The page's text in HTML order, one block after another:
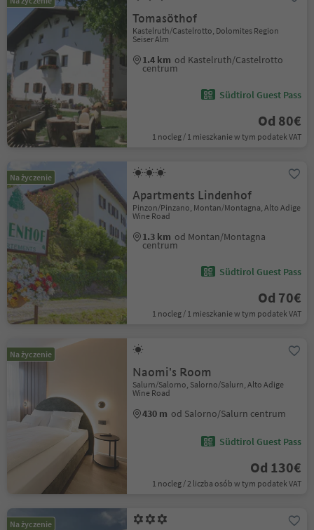
Tomasöthof
Kastelruth/Castelrotto, Dolomites Region
Seiser Alm
1.4 km od Kastelruth/Castelrotto
centrum
Südtirol Guest Pass
Od 80€
1 nocleg / 1 mieszkanie w tym podatek VAT
Na życzenie
Apartments Lindenhof
Pinzon/Pinzano, Montan/Montagna, Alto Adige
Wine Road
1.3 km od Montan/Montagna
centrum
Südtirol Guest Pass
Od 70€
1 nocleg / 1 mieszkanie w tym podatek VAT
Na życzenie
Naomi's Room
Salurn/Salorno, Salorno/Salurn, Alto Adige
Wine Road
430 m od Salorno/Salurn centrum
Südtirol Guest Pass
Od 130€
1 nocleg / 2 liczba osób w tym podatek VAT
Na życzenie